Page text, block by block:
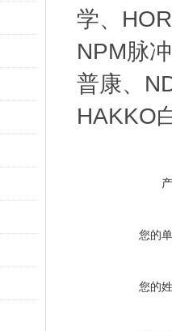
学、
NPM脉
普康、
HAKKO
您的
您的